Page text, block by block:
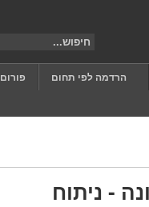
הרדמה לפי תחום
פורום
- ניתוח